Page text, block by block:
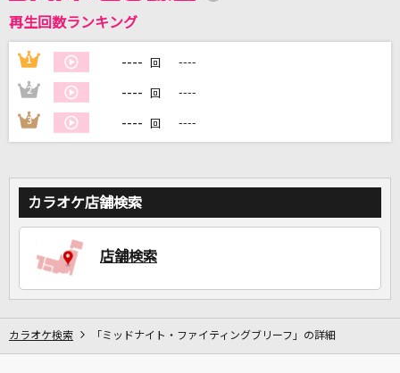
Dreaming Sheep
中恵光城
カラオケをもっと楽しもう！
再生回数ランキング
1 ---- 回 ----
2 ---- 回 ----
3 ---- 回 ----
カラオケ店舗検索
店舗検索
カラオケ検索 「ミッドナイト・ファイティングブリーフ」の詳細